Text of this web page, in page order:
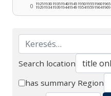
0 1925
1929
1930
1934
1935
1939
1940
1944
1945
1949
1950
1954
1955
1959
1960
1964
1965
1969
Search
Search location
has summary Region